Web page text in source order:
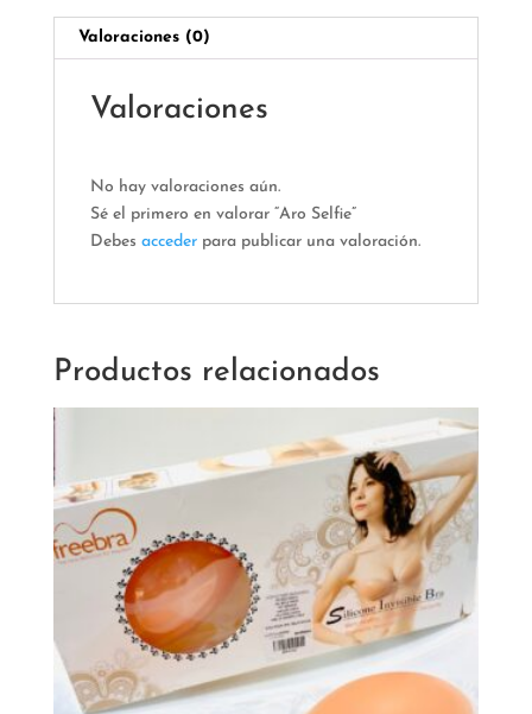
Valoraciones (0)
Valoraciones
No hay valoraciones aún.
Sé el primero en valorar “Aro Selfie”
Debes accederpara publicar una valoración.
Productos relacionados